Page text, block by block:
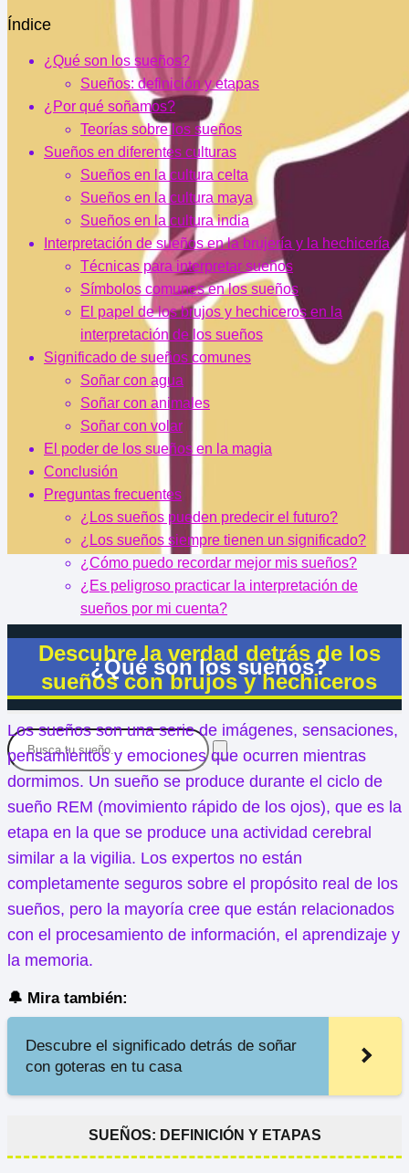
Descubre la verdad detrás de los
sueños con brujos y hechiceros
Índice
¿Qué son los sueños?
Sueños: definición y etapas
¿Por qué soñamos?
Teorías sobre los sueños
Sueños en diferentes culturas
Sueños en la cultura celta
Sueños en la cultura maya
Sueños en la cultura india
Interpretación de sueños en la brujería y la hechicería
Técnicas para interpretar sueños
Símbolos comunes en los sueños
El papel de los brujos y hechiceros en la
interpretación de los sueños
Significado de sueños comunes
Soñar con agua
Soñar con animales
Soñar con volar
El poder de los sueños en la magia
Conclusión
Preguntas frecuentes
¿Los sueños pueden predecir el futuro?
¿Los sueños siempre tienen un significado?
¿Cómo puedo recordar mejor mis sueños?
¿Es peligroso practicar la interpretación de
sueños por mi cuenta?
¿Qué son los sueños?
Los sueños son una serie de imágenes, sensaciones,
pensamientos y emociones que ocurren mientras
dormimos. Un sueño se produce durante el ciclo de
sueño REM (movimiento rápido de los ojos), que es la
etapa en la que se produce una actividad cerebral
similar a la vigilia. Los expertos no están
completamente seguros sobre el propósito real de los
sueños, pero la mayoría cree que están relacionados
con el procesamiento de información, el aprendizaje y
la memoria.
🔔 Mira también:
Descubre el significado detrás de soñar
con goteras en tu casa
SUEÑOS: DEFINICIÓN Y ETAPAS